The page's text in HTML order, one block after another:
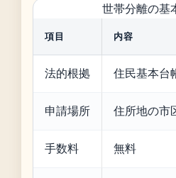
世帯分離の基
項目 内容
法的根拠 住民基本台
申請場所 住所地の市
手数料 無料